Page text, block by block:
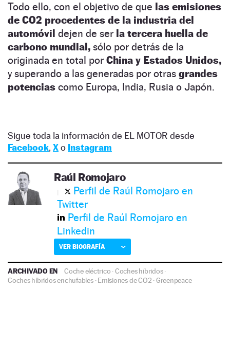
Todo ello, con el objetivo de que las emisiones
de CO2 procedentes de la industria del
automóvil dejen de ser la tercera huella de
carbono mundial, sólo por detrás de la
originada en total por China y Estados Unidos,
y superando a las generadas por otras grandes
potencias como Europa, India, Rusia o Japón.
Sigue toda la información de EL MOTOR desde
Facebook, Xo Instagram
Raúl Romojaro
Perfil de Raúl Romojaro en
Twitter
Perfil de Raúl Romojaro en
Linkedin
VER BIOGRAFÍA
ARCHIVADO EN Coche eléctrico ·Coches híbridos·
Coches híbridos enchufables·Emisiones de CO2 ·Greenpeace